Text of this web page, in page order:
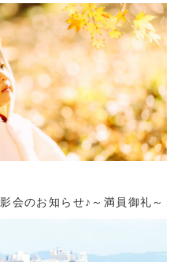
会のお知らせ♪～満員御礼～